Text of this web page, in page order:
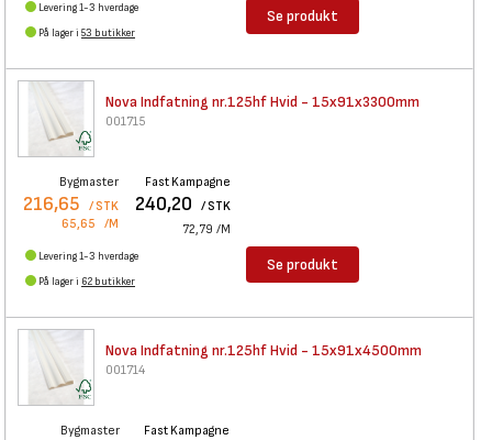
Levering 1-3 hverdage
På lager i 53 butikker
Se produkt
Nova Indfatning nr.125hf Hvid - 15x91x3300mm
001715
Bygmaster
216,65 / STK
65,65 /M
Fast Kampagne
240,20 / STK
72,79 /M
Levering 1-3 hverdage
På lager i 62 butikker
Se produkt
Nova Indfatning nr.125hf Hvid - 15x91x4500mm
001714
Bygmaster Fast Kampagne